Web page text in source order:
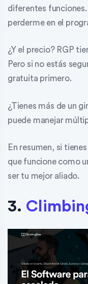
diferentes
perderme en el
¿Y el precio? RGP
Pero si no estás
gratuita primero.
¿Tienes más de un
puede manejar
En resumen, si
que funcione como
ser tu mejor aliado.
3.